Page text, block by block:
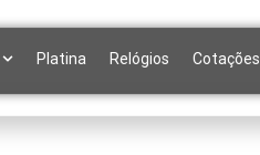
Platina Relógios Cotações